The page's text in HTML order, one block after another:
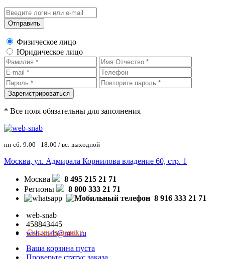
Физическое лицо
Юридическое лицо
* Все поля обязательны для заполнения
пн-сб: 9:00 - 18:00 / вс: выходной
Москва, ул. Адмирала Корнилова владение 60, стр. 1
Москва
8 495 215 21 71
Регионы
8 800 333 21 71
8 916 333 21 71
web-snab
458843445
web-snab@mail.ru
Оставить заявку
Ваша корзина пуста
Проверьте статус заказа